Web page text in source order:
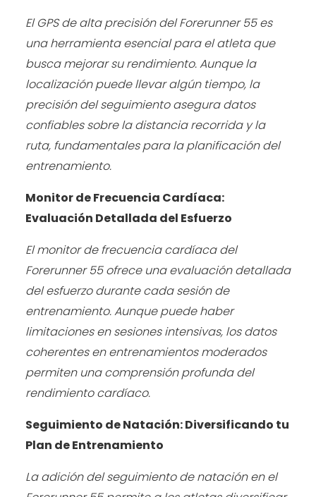
El GPS de alta precisión del Forerunner 55 es
una herramienta esencial para el atleta que
busca mejorar su rendimiento. Aunque la
localización puede llevar algún tiempo, la
precisión del seguimiento asegura datos
confiables sobre la distancia recorrida y la
ruta, fundamentales para la planificación del
entrenamiento.
Monitor de Frecuencia Cardíaca:
Evaluación Detallada del Esfuerzo
El monitor de frecuencia cardíaca del
Forerunner 55 ofrece una evaluación detallada
del esfuerzo durante cada sesión de
entrenamiento. Aunque puede haber
limitaciones en sesiones intensivas, los datos
coherentes en entrenamientos moderados
permiten una comprensión profunda del
rendimiento cardíaco.
Seguimiento de Natación: Diversificando tu
Plan de Entrenamiento
La adición del seguimiento de natación en el